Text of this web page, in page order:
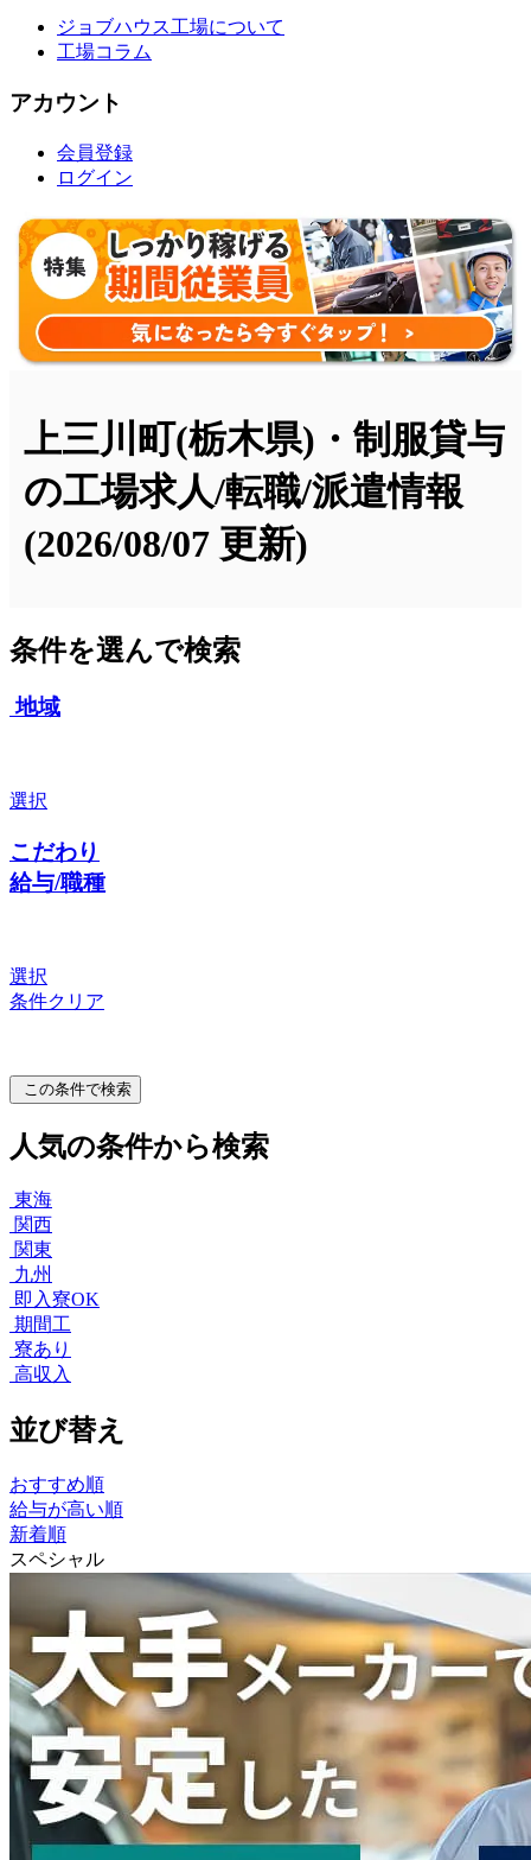
ジョブハウス工場について
工場コラム
アカウント
会員登録
ログイン
上三川町(栃木県)・制服貸与
の工場求人/転職/派遣情報
(2026/08/07 更新)
条件を選んで検索
地域
選択
こだわり
給与/職種
選択
条件クリア
この条件で検索
人気の条件から検索
東海
関西
関東
九州
即入寮OK
期間工
寮あり
高収入
並び替え
おすすめ順
給与が高い順
新着順
スペシャル